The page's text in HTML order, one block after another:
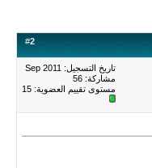
#2
تاريخ التسجيل: Sep 2011
مشاركة: 56
مستوى تقييم العضوية: 15